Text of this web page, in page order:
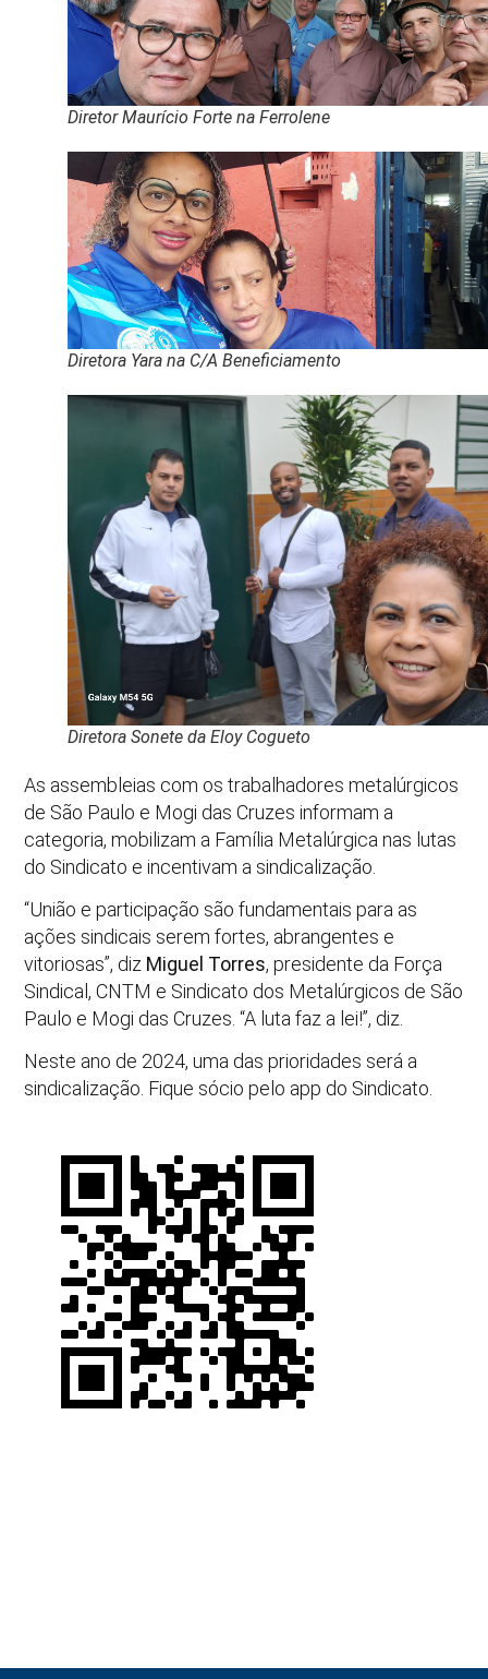
Diretor Maurício Forte na Ferrolene
Diretora Yara na C/A Beneficiamento
Diretora Sonete da Eloy Cogueto
As assembleias com os trabalhadores metalúrgicos
de São Paulo e Mogi das Cruzes informam a
categoria, mobilizam a Família Metalúrgica nas lutas
do Sindicato e incentivam a sindicalização.
“União e participação são fundamentais para as
ações sindicais serem fortes, abrangentes e
vitoriosas”, diz Miguel Torres, presidente da Força
Sindical, CNTM e Sindicato dos Metalúrgicos de São
Paulo e Mogi das Cruzes. “A luta faz a lei!”, diz.
Neste ano de 2024, uma das prioridades será a
sindicalização. Fique sócio pelo app do Sindicato.